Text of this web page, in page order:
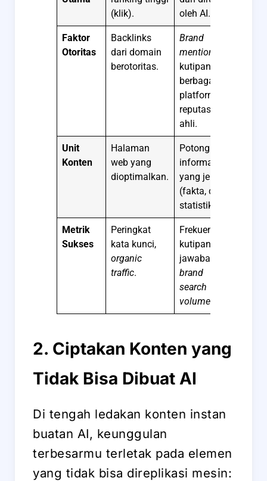
(klik).
oleh AI.
Faktor
Otoritas
Backlinks
dari domain
berotoritas.
Brand
mentions
kutipan di
berbagai
platform,
reputasi
ahli.
Unit
Konten
Halaman
web yang
dioptimalkan.
Potongan
informasi
yang jelas
(fakta, data,
statistik).
Metrik
Sukses
Peringkat
kata kunci,
organic
traffic.
Frekuensi
kutipan di
jawaban AI,
brand
search
volume
2. Ciptakan Konten yang
Tidak Bisa Dibuat AI
Di tengah ledakan konten instan
buatan AI, keunggulan
terbesarmu terletak pada elemen
yang tidak bisa direplikasi mesin: